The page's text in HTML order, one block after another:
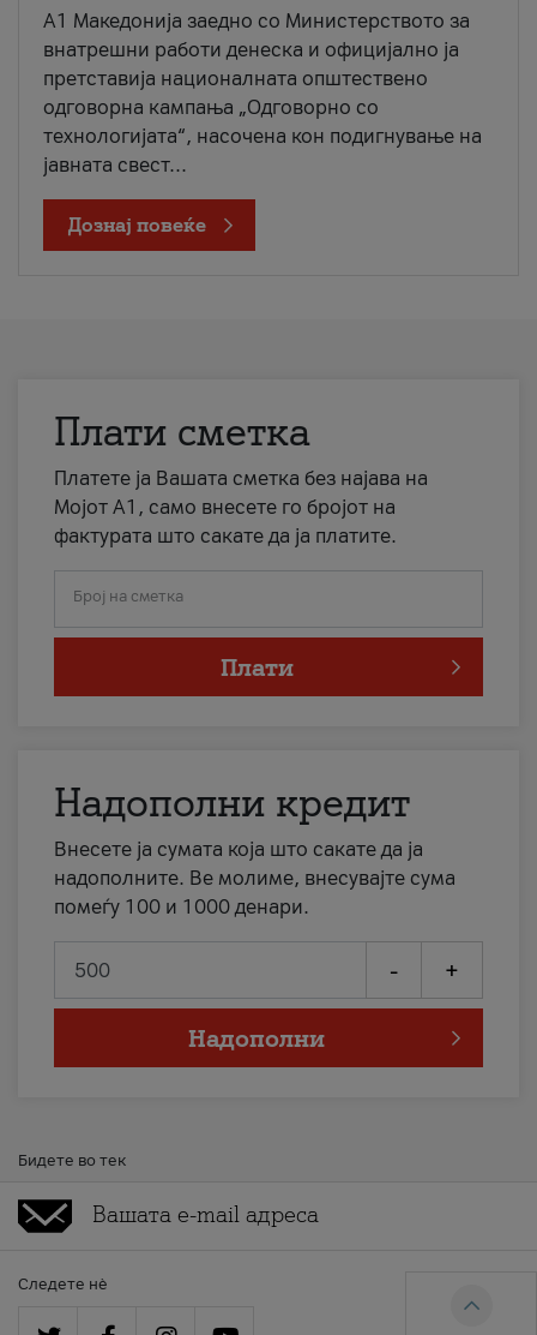
A1 Македонија заедно со Министерството за
внатрешни работи денеска и официјално ја
претставија националната општествено
одговорна кампања „Одговорно со
технологијата“, насочена кон подигнување на
јавната свест...
Дознај повеќе
Плати сметка
Платете ја Вашата сметка без најава на
Мојот А1, само внесете го бројот на
фактурата што сакате да ја платите.
Број на сметка
Плати
Надополни кредит
Внесете ја сумата која што сакате да ја
надополните. Ве молиме, внесувајте сума
помеѓу 100 и 1000 денари.
- +
Надополни
Бидете во тек
Следете нè